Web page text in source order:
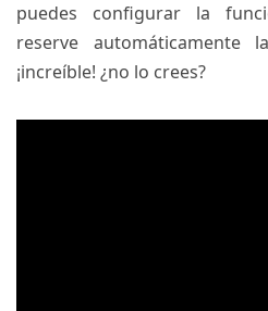
puedes configurar la
reserve automáticamente
¡increíble! ¿no lo crees?